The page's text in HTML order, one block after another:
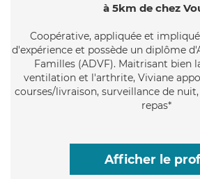
à 5km de chez
Coopérative, appliquée et
d'expérience et possède un diplôme
Familles (ADVF). Maitrisant bien
ventilation et l'arthrite, Viviane
courses/livraison, surveillance de
repas*
Afficher le